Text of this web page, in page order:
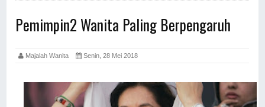
Pemimpin2 Wanita Paling Berpengaruh
Majalah Wanita Senin, 28 Mei 2018